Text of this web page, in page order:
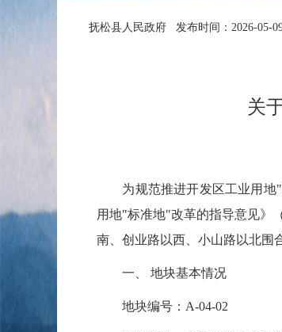
抚松县人民政府 发布时间：2026-05-
关
为规范推进开发区工业用地"
用地"标准地"改革的指导意见》
南、创业路以西、小山路以北围
一、 地块基本情况
地块编号：A-04-02